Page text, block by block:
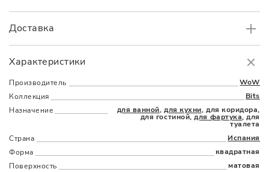
Характеристики
Производитель
WoW
Коллекция
Bits
Назначение
для ванной,для кухни, для коридора,
для гостиной,для фартука, для
туалета
Страна
Испания
Форма
квадратная
Поверхность
матовая
Доставка
Доставка
НаличымиКартойПо счетуДолями